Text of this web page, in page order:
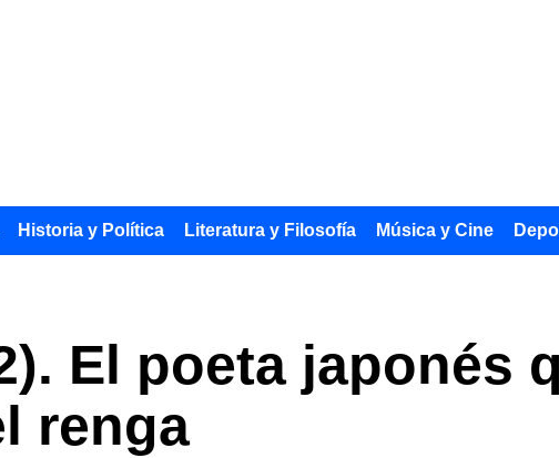
Historia y Política Literatura y Filosofía Música y Cine
El poeta japonés
renga